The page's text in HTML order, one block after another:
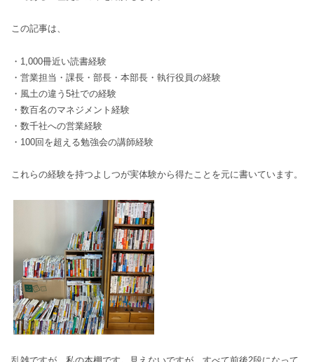
この記事は、
・1,000冊近い読書経験
・営業担当・課長・部長・本部長・執行役員の経験
・風土の違う5社での経験
・数百名のマネジメント経験
・数千社への営業経験
・100回を超える勉強会の講師経験
これらの経験を持つよしつが実体験から得たことを元に書いています。